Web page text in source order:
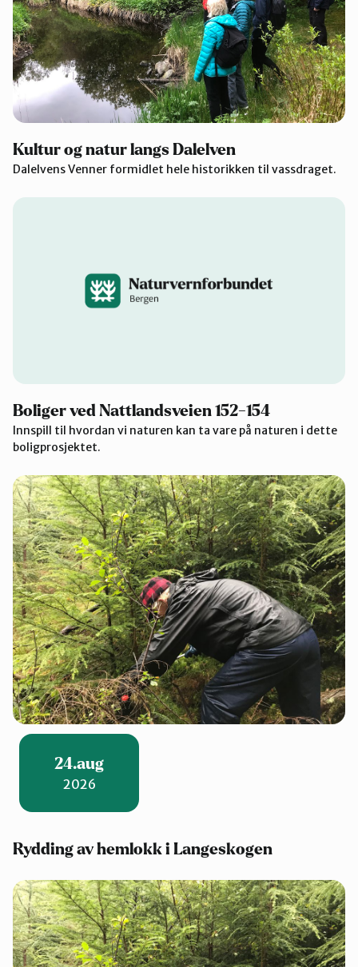
Kultur og natur langs Dalelven
Dalelvens Venner formidlet hele historikken til vassdraget.
Boliger ved Nattlandsveien 152-154
Innspill til hvordan vi naturen kan ta vare på naturen i dette
boligprosjektet.
24.aug
2026
Rydding av hemlokk i Langeskogen